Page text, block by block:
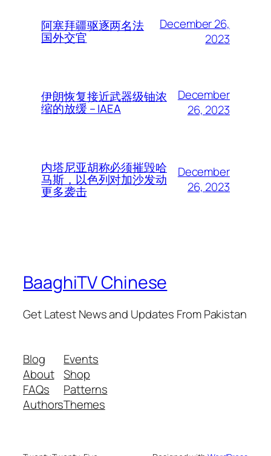
阿塞拜疆驱逐两名法
国外交官
December 26,
2023
伊朗恢复接近武器级铀浓
缩的放缓 – IAEA
December
26, 2023
内塔尼亚胡称必须摧毁哈
马斯，以色列对加沙发动
更多袭击
December
26, 2023
BaaghiTV Chinese
Get Latest News and Updates From Pakistan
Blog
About
FAQs
Authors
Events
Shop
Patterns
Themes